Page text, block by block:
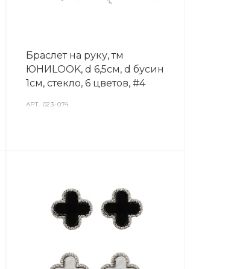
Браслет на руку, тм
ЮНИLOOK, d 6,5см, d бусин
1см, стекло, 6 цветов, #4
АРТ. 023-074